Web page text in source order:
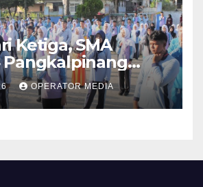
Ketiga, SMA
DLH, dan BEI
Murid Baru
OPERATOR MEDIA